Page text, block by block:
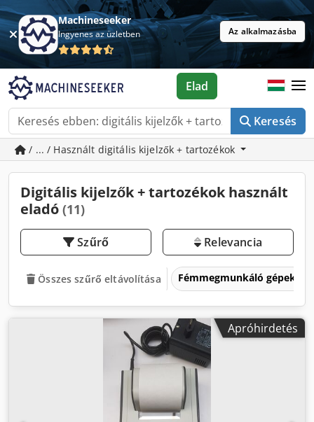
Machineseeker
Ingyenes az üzletben Az alkalmazásba
Keresés
Elad
/ ... / Használt digitális kijelzők + tartozékok
Digitális kijelzők + tartozékok használt
eladó (11)
Szűrő Relevancia
Összes szűrő eltávolítása Fémmegmunkáló gépek és
Apróhirdetés